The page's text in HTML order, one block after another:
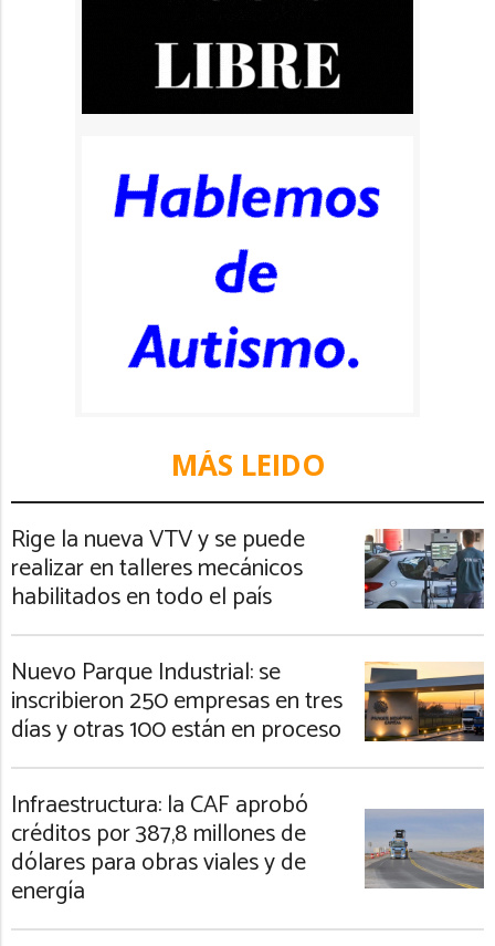
MÁS LEIDO
Rige la nueva VTV y se puede
realizar en talleres mecánicos
habilitados en todo el país
Nuevo Parque Industrial: se
inscribieron 250 empresas en tres
días y otras 100 están en proceso
Infraestructura: la CAF aprobó
créditos por 387,8 millones de
dólares para obras viales y de
energía